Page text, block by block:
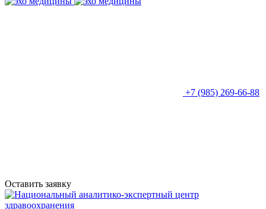
+7 (985) 269-66-88
Оставить заявку